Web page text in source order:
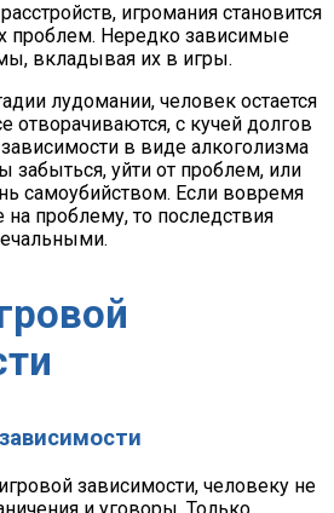
игромания становится
проблем. Нередко зависимые
вкладывая их в игры.
лудомании, человек остается
отворачиваются, с кучей долгов
в виде алкоголизма
забыться, уйти от проблем, или
самоубийством. Если вовремя
на проблему, то последствия
зависимости, человеку не